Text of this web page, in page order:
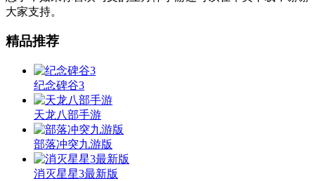
大家支持。
精品推荐
纪念碑谷3
天龙八部手游
部落冲突九游版
消灭星星3最新版